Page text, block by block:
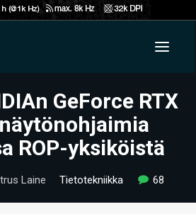
GeForce RTX
ROP-yksiköistä
Laine Tietotekniikka 68